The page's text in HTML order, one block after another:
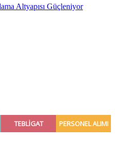
Altyapısı Güçleniyor